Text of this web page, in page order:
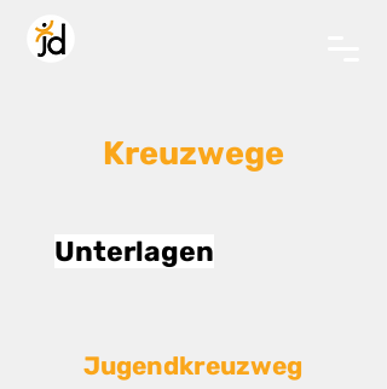
Kreuzwege
Unterlagen
Jugendkreuzweg